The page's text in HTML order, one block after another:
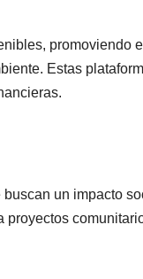
promoviendo el
Estas
un impacto
proyectos